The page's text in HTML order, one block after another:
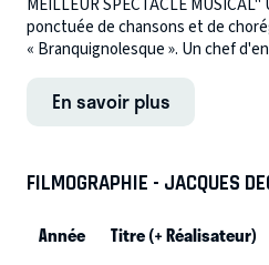
ponctuée de chansons et de
« Branquignolesque ». Un chef
En savoir plus
FILMOGRAPHIE - JACQUES
Année Titre (+ Réalisateur)